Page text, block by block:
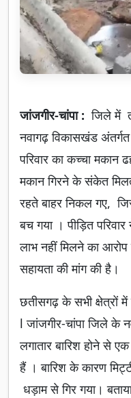
जांजगीर-चांपा : जिले में
नवागढ़ विकासखंड अंतर्गत
परिवार का कच्चा मकान
मकान गिरने के संकेत
रहते बाहर निकल गए,
बच गया । पीड़ित
लाभ नहीं मिलने का
सहायता की मांग की है।
छतीसगढ़ के सभी क्षेत्रों में
l जांजगीर-चांपा जिले के
लगातार बारिश होने से एक
हैं । बारिश के कारण
धड़ाम से गिर गया।